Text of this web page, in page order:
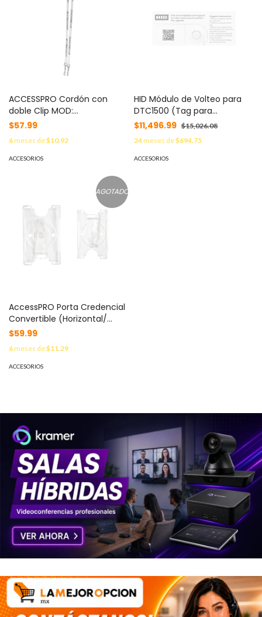
ACCESSPRO Cordón con
doble Clip MOD:
ACCESSLANSYSR2
$57.99
6meses de$10.92
ACCESORIOS
HID Módulo de Volteo para
DTC1500 (Tag para
actualización en Campo)
$11,496.99 $15,026.08
24meses de$694.75
ACCESORIOS
AGOTADO
AccessPRO Porta Credencial
Convertible (Horizontal/
Vertical) / Transparente
$59.99
6meses de$11.29
ACCESORIOS